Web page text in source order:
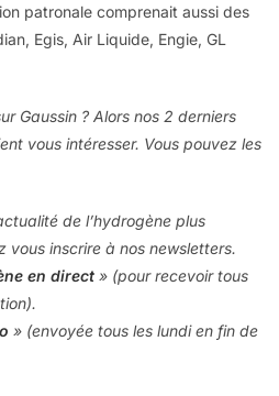
patronale comprenait aussi des
Egis, Air Liquide, Engie, GL
Gaussin ? Alors nos 2 derniers
vous intéresser. Vous pouvez les
de l’hydrogène plus
vous inscrire à nos newsletters.
en direct » (pour recevoir tous
» (envoyée tous les lundi en fin de